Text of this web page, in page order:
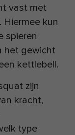
vast met
kun
spieren
het gewicht
kettlebell.
zijn
kracht,
type